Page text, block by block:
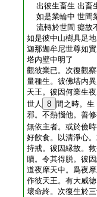
出彼生畜生 出畜
如是業輪中 世間
流轉於世間 癡故
如是彼中山樹具足
迦那迦牟尼世尊如
塔内壁中明了
觀彼業已。次復觀
量種生。彼佛塔内
天王。彼因何業生
世人
8 間之時。
邪。不熱惱他。善
無依主者。或於儉
好飮食。以清淨心
持戒。彼因縁故。
贖。令其得脱。彼
道夜摩天中。爲夜
作彼天王。有大威
壞命終。次復生於